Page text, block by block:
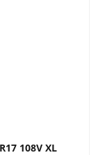
108V XL